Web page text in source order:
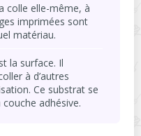
colle elle-même, à
imprimées sont
matériau.
la surface. Il
à d’autres
Ce substrat se
adhésive.